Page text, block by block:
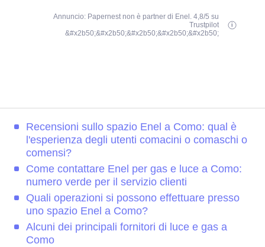
Annuncio: Papernest non è partner di Enel. 4,8/5 su
Trustpilot
&#x2b50;&#x2b50;&#x2b50;&#x2b50;&#x2b50;
Recensioni sullo spazio Enel a Como: qual è
l'esperienza degli utenti comacini o comaschi o
comensi?
Come contattare Enel per gas e luce a Como:
numero verde per il servizio clienti
Quali operazioni si possono effettuare presso
uno spazio Enel a Como?
Alcuni dei principali fornitori di luce e gas a
Como